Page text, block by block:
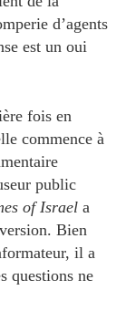
d’agents
est un oui
fois en
commence à
public
of Israel a
Bien
il a
questions ne